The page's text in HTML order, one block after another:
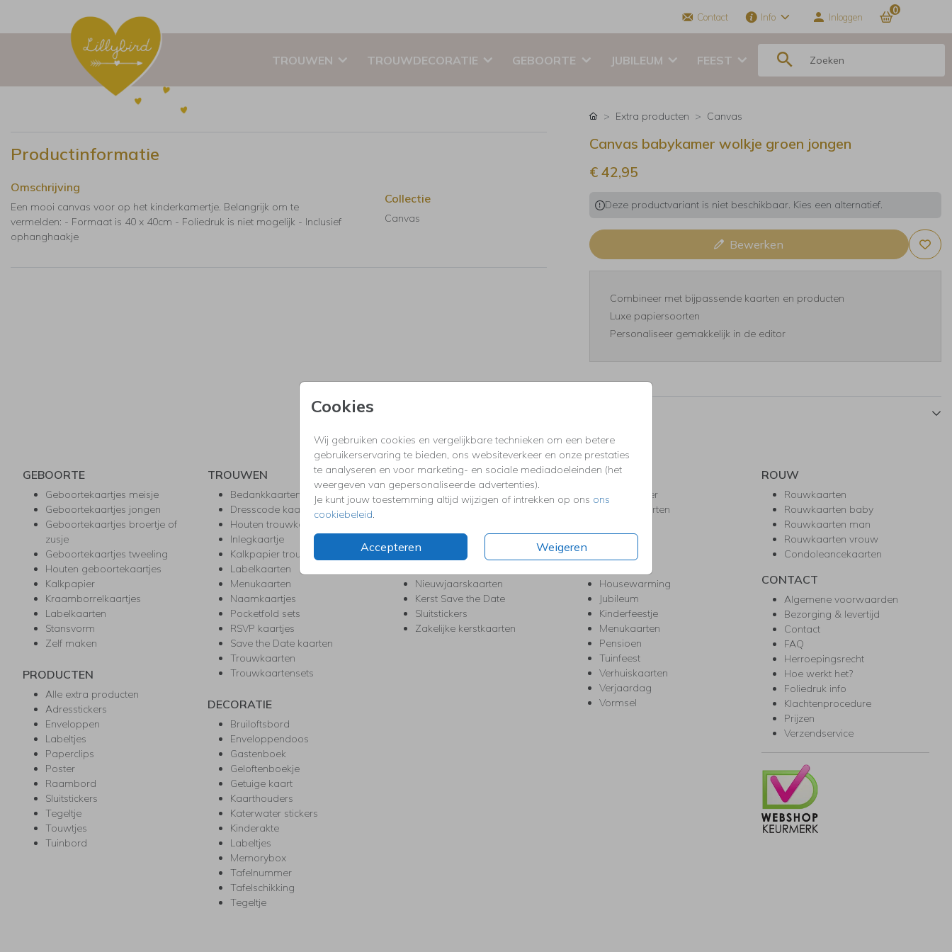
Contact Info Inloggen
0
TROUWEN TROUWDECORATIE GEBOORTE JUBILEUM FEEST
Cookies
Wij gebruiken cookies en vergelijkbare technieken om een betere
gebruikerservaring te bieden, ons websiteverkeer en onze prestaties
te analyseren en voor marketing- en sociale mediadoeleinden (het
weergeven van gepersonaliseerde advertenties).
Je kunt jouw toestemming altijd wijzigen of intrekken op ons ons
cookiebeleid
Accepteren Weigeren
Productinformatie
Omschrijving
Een mooi canvas voor op het kinderkamertje. Belangrijk om te
vermelden: - Formaat is 40 x 40cm - Foliedruk is niet mogelijk - Inclusief
ophanghaakje
Collectie
Canvas
Extra producten Canvas
Canvas babykamer wolkje groen jongen
€ 42,95
Deze productvariant is niet beschikbaar. Kies een alternatief.
Bewerken
Combineer met bijpassende kaarten en producten
Luxe papiersoorten
Personaliseer gemakkelijk in de editor
GEBOORTE
Geboortekaartjes meisje
Geboortekaartjes jongen
Geboortekaartjes broertje of
zusje
Geboortekaartjes tweeling
Houten geboortekaartjes
Kalkpapier
Kraamborrelkaartjes
Labelkaarten
Stansvorm
Zelf maken
PRODUCTEN
Alle extra producten
Adresstickers
Enveloppen
Labeltjes
Paperclips
Poster
Raambord
Sluitstickers
Tegeltje
Touwtjes
Tuinbord
TROUWEN
Bedankkaarten
Dresscode kaartjes
Houten trouwkaarten
Inlegkaartje
Kalkpapier trouwkaarten
Labelkaarten
Menukaarten
Naamkaartjes
Pocketfold sets
RSVP kaartjes
Save the Date kaarten
Trouwkaarten
Trouwkaartensets
DECORATIE
Bruiloftsbord
Enveloppendoos
Gastenboek
Geloftenboekje
Getuige kaart
Kaarthouders
Katerwater stickers
Kinderakte
Labeltjes
Memorybox
Tafelnummer
Tafelschikking
Tegeltje
KERST
Kerstkaarten
Kerstborrel uitnodigingen
Kerstmenukaarten
Kerst trouwkaarten
Nieuwjaarskaarten
Kerst Save the Date
Sluitstickers
Zakelijke kerstkaarten
FEEST
Babyshower
Bedankkaarten
Doopsel
Geslaagd
Housewarming
Jubileum
Kinderfeestje
Menukaarten
Pensioen
Tuinfeest
Verhuiskaarten
Verjaardag
Vormsel
ROUW
Rouwkaarten
Rouwkaarten baby
Rouwkaarten man
Rouwkaarten vrouw
Condoleancekaarten
CONTACT
Algemene voorwaarden
Bezorging & levertijd
Contact
FAQ
Herroepingsrecht
Hoe werkt het?
Foliedruk info
Klachtenprocedure
Prijzen
Verzendservice